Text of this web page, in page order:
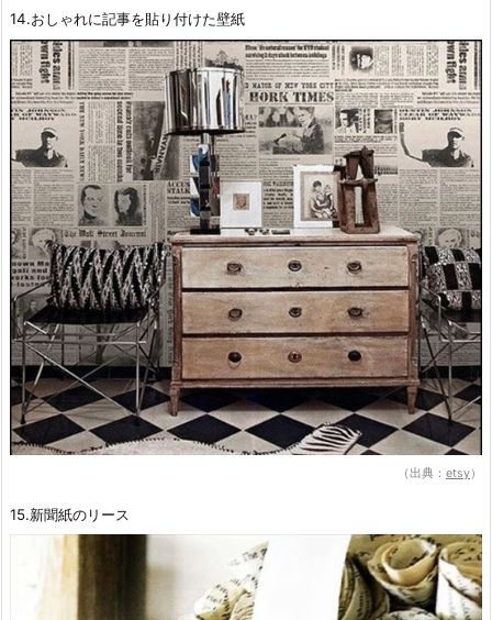
14.おしゃれに記事を貼り付けた壁紙
（出典： etsy）
15.新聞紙のリース